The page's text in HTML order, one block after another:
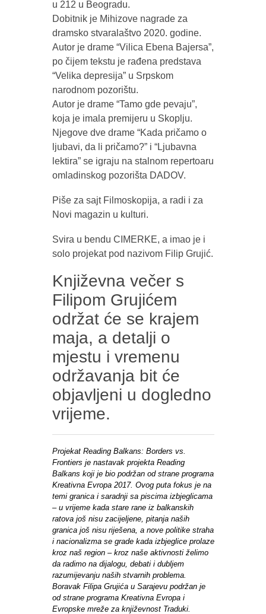
u 212 u Beogradu.
Dobitnik je Mihizove nagrade za
dramsko stvaralaštvo 2020. godine.
Autor je drame “Vilica Ebena Bajersa”,
po čijem tekstu je rađena predstava
“Velika depresija” u Srpskom
narodnom pozorištu.
Autor je drame “Tamo gde pevaju”,
koja je imala premijeru u Skoplju.
Njegove dve drame “Kada pričamo o
ljubavi, da li pričamo?” i “Ljubavna
lektira” se igraju na stalnom repertoaru
omladinskog pozorišta DADOV.
Piše za sajt Filmoskopija, a radi i za
Novi magazin u kulturi.
Svira u bendu CIMERKE, a imao je i
solo projekat pod nazivom Filip Grujić.
Književna večer s
Filipom Grujićem
održat će se krajem
maja, a detalji o
mjestu i vremenu
održavanja bit će
objavljeni u dogledno
vrijeme.
Projekat Reading Balkans: Borders vs.
Frontiers je nastavak projekta Reading
Balkans koji je bio podržan od strane programa
Kreativna Evropa 2017. Ovog puta fokus je na
temi granica i saradnji sa piscima izbjeglicama
– u vrijeme kada stare rane iz balkanskih
ratova još nisu zacijeljene, pitanja naših
granica još nisu riješena, a nove politike straha
i nacionalizma se grade kada izbjeglice prolaze
kroz naš region – kroz naše aktivnosti želimo
da radimo na dijalogu, debati i dubljem
razumijevanju naših stvarnih problema.
Boravak Filipa Grujića u Sarajevu podržan je
od strane programa Kreativna Evropa i
Evropske mreže za književnost Traduki.